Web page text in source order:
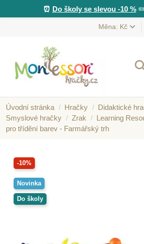
⏰ Do školy se slevou -10 %
Měna: Kč
Úvodní stránka Hračky
Didaktické
Smyslové hračky
Zrak
Learning
pro třídění barev - Farmářský trh
-10%
Novinka
Do školy